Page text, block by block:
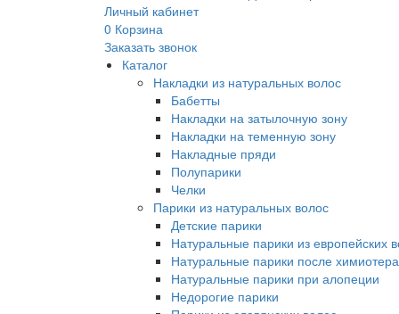
Личный кабинет
0 Корзина
Заказать звонок
Каталог
Накладки из натуральных волос
Бабетты
Накладки на затылочную зону
Накладки на теменную зону
Накладные пряди
Полупарики
Челки
Парики из натуральных волос
Детские парики
Натуральные парики из европейских
Натуральные парики после
Натуральные парики при алопеции
Недорогие парики